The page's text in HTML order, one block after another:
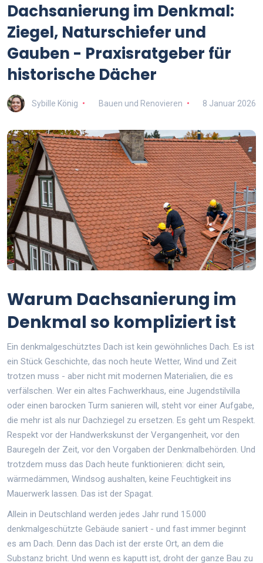
Dachsanierung im Denkmal:
Ziegel, Naturschiefer und
Gauben - Praxisratgeber für
historische Dächer
Sybille König Bauen und Renovieren 8 Januar 2026
Warum Dachsanierung im
Denkmal so kompliziert ist
Ein denkmalgeschütztes Dach ist kein gewöhnliches Dach. Es ist
ein Stück Geschichte, das noch heute Wetter, Wind und Zeit
trotzen muss - aber nicht mit modernen Materialien, die es
verfälschen. Wer ein altes Fachwerkhaus, eine Jugendstilvilla
oder einen barocken Turm sanieren will, steht vor einer Aufgabe,
die mehr ist als nur Dachziegel zu ersetzen. Es geht um Respekt.
Respekt vor der Handwerkskunst der Vergangenheit, vor den
Bauregeln der Zeit, vor den Vorgaben der Denkmalbehörden. Und
trotzdem muss das Dach heute funktionieren: dicht sein,
wärmedämmen, Windsog aushalten, keine Feuchtigkeit ins
Mauerwerk lassen. Das ist der Spagat.
Allein in Deutschland werden jedes Jahr rund 15.000
denkmalgeschützte Gebäude saniert - und fast immer beginnt
es am Dach. Denn das Dach ist der erste Ort, an dem die
Substanz bricht. Und wenn es kaputt ist, droht der ganze Bau zu